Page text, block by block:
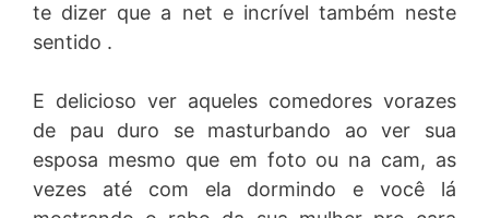
te dizer que a net e incrível também neste
sentido .
E delicioso ver aqueles comedores vorazes
de pau duro se masturbando ao ver sua
esposa mesmo que em foto ou na cam, as
vezes até com ela dormindo e você lá